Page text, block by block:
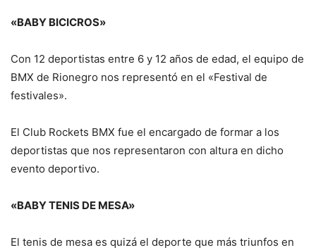
«BABY BICICROS»
Con 12 deportistas entre 6 y 12 años de edad, el equipo de
BMX de Rionegro nos representó en el «Festival de
festivales».
El Club Rockets BMX fue el encargado de formar a los
deportistas que nos representaron con altura en dicho
evento deportivo.
«BABY TENIS DE MESA»
El tenis de mesa es quizá el deporte que más triunfos en